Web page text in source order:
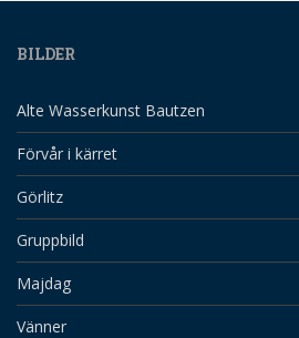
BILDER
Alte Wasserkunst Bautzen
Förvår i kärret
Görlitz
Gruppbild
Majdag
Vänner